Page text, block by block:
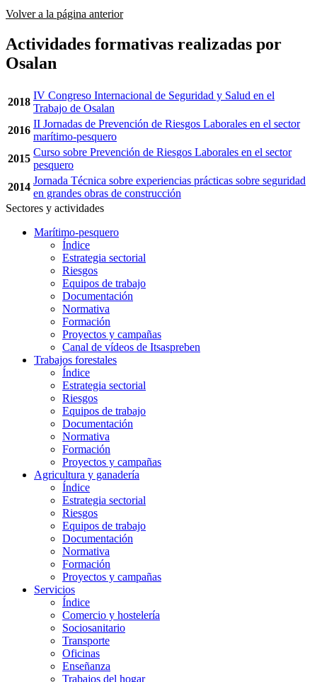
Volver a la página anterior
Actividades formativas realizadas por
Osalan
2018
IV Congreso Internacional de Seguridad y Salud en el
Trabajo de Osalan
2016
II Jornadas de Prevención de Riesgos Laborales en el sector
marítimo-pesquero
2015
Curso sobre Prevención de Riesgos Laborales en el sector
pesquero
2014
Jornada Técnica sobre experiencias prácticas sobre seguridad
en grandes obras de construcción
Sectores y actividades
Marítimo-pesquero
Índice
Estrategia sectorial
Riesgos
Equipos de trabajo
Documentación
Normativa
Formación
Proyectos y campañas
Canal de vídeos de Itsaspreben
Trabajos forestales
Índice
Estrategia sectorial
Riesgos
Equipos de trabajo
Documentación
Normativa
Formación
Proyectos y campañas
Agricultura y ganadería
Índice
Estrategia sectorial
Riesgos
Equipos de trabajo
Documentación
Normativa
Formación
Proyectos y campañas
Servicios
Índice
Comercio y hostelería
Sociosanitario
Transporte
Oficinas
Enseñanza
Trabajos del hogar